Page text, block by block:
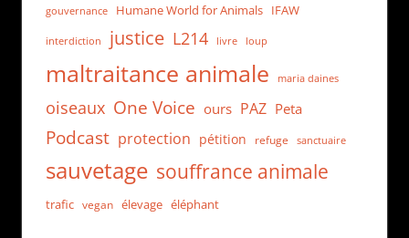
gouvernance Humane World for Animals IFAW
interdiction justice L214 livre loup
maltraitance animale maria daines
oiseaux One Voice ours PAZ Peta
Podcast protection pétition refuge sanctuaire
sauvetage souffrance animale
trafic vegan élevage éléphant